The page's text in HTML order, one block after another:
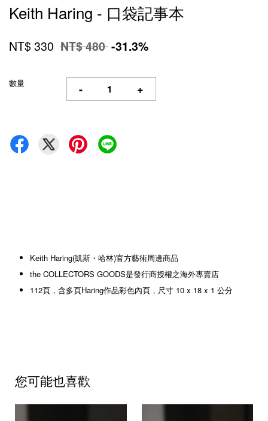
Keith Haring - 口袋記事本
NT$ 330 NT$ 480-31.3%
數量 - +
Keith Haring(凱斯・哈林)官方藝術周邊商品
the COLLECTORS GOODS是發行商授權之海外專賣店
112頁，含多頁Haring作品彩色內頁，尺寸 10 x 18 x 1 公分
您可能也喜歡